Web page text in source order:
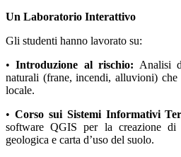
Un Laboratorio Interattivo
Gli studenti hanno lavorato su:
• Introduzione al rischio: Analisi
naturali (frane, incendi, alluvioni)
locale.
• Corso sui Sistemi Informativi
software QGIS per la creazione di
geologica e carta d’uso del suolo.